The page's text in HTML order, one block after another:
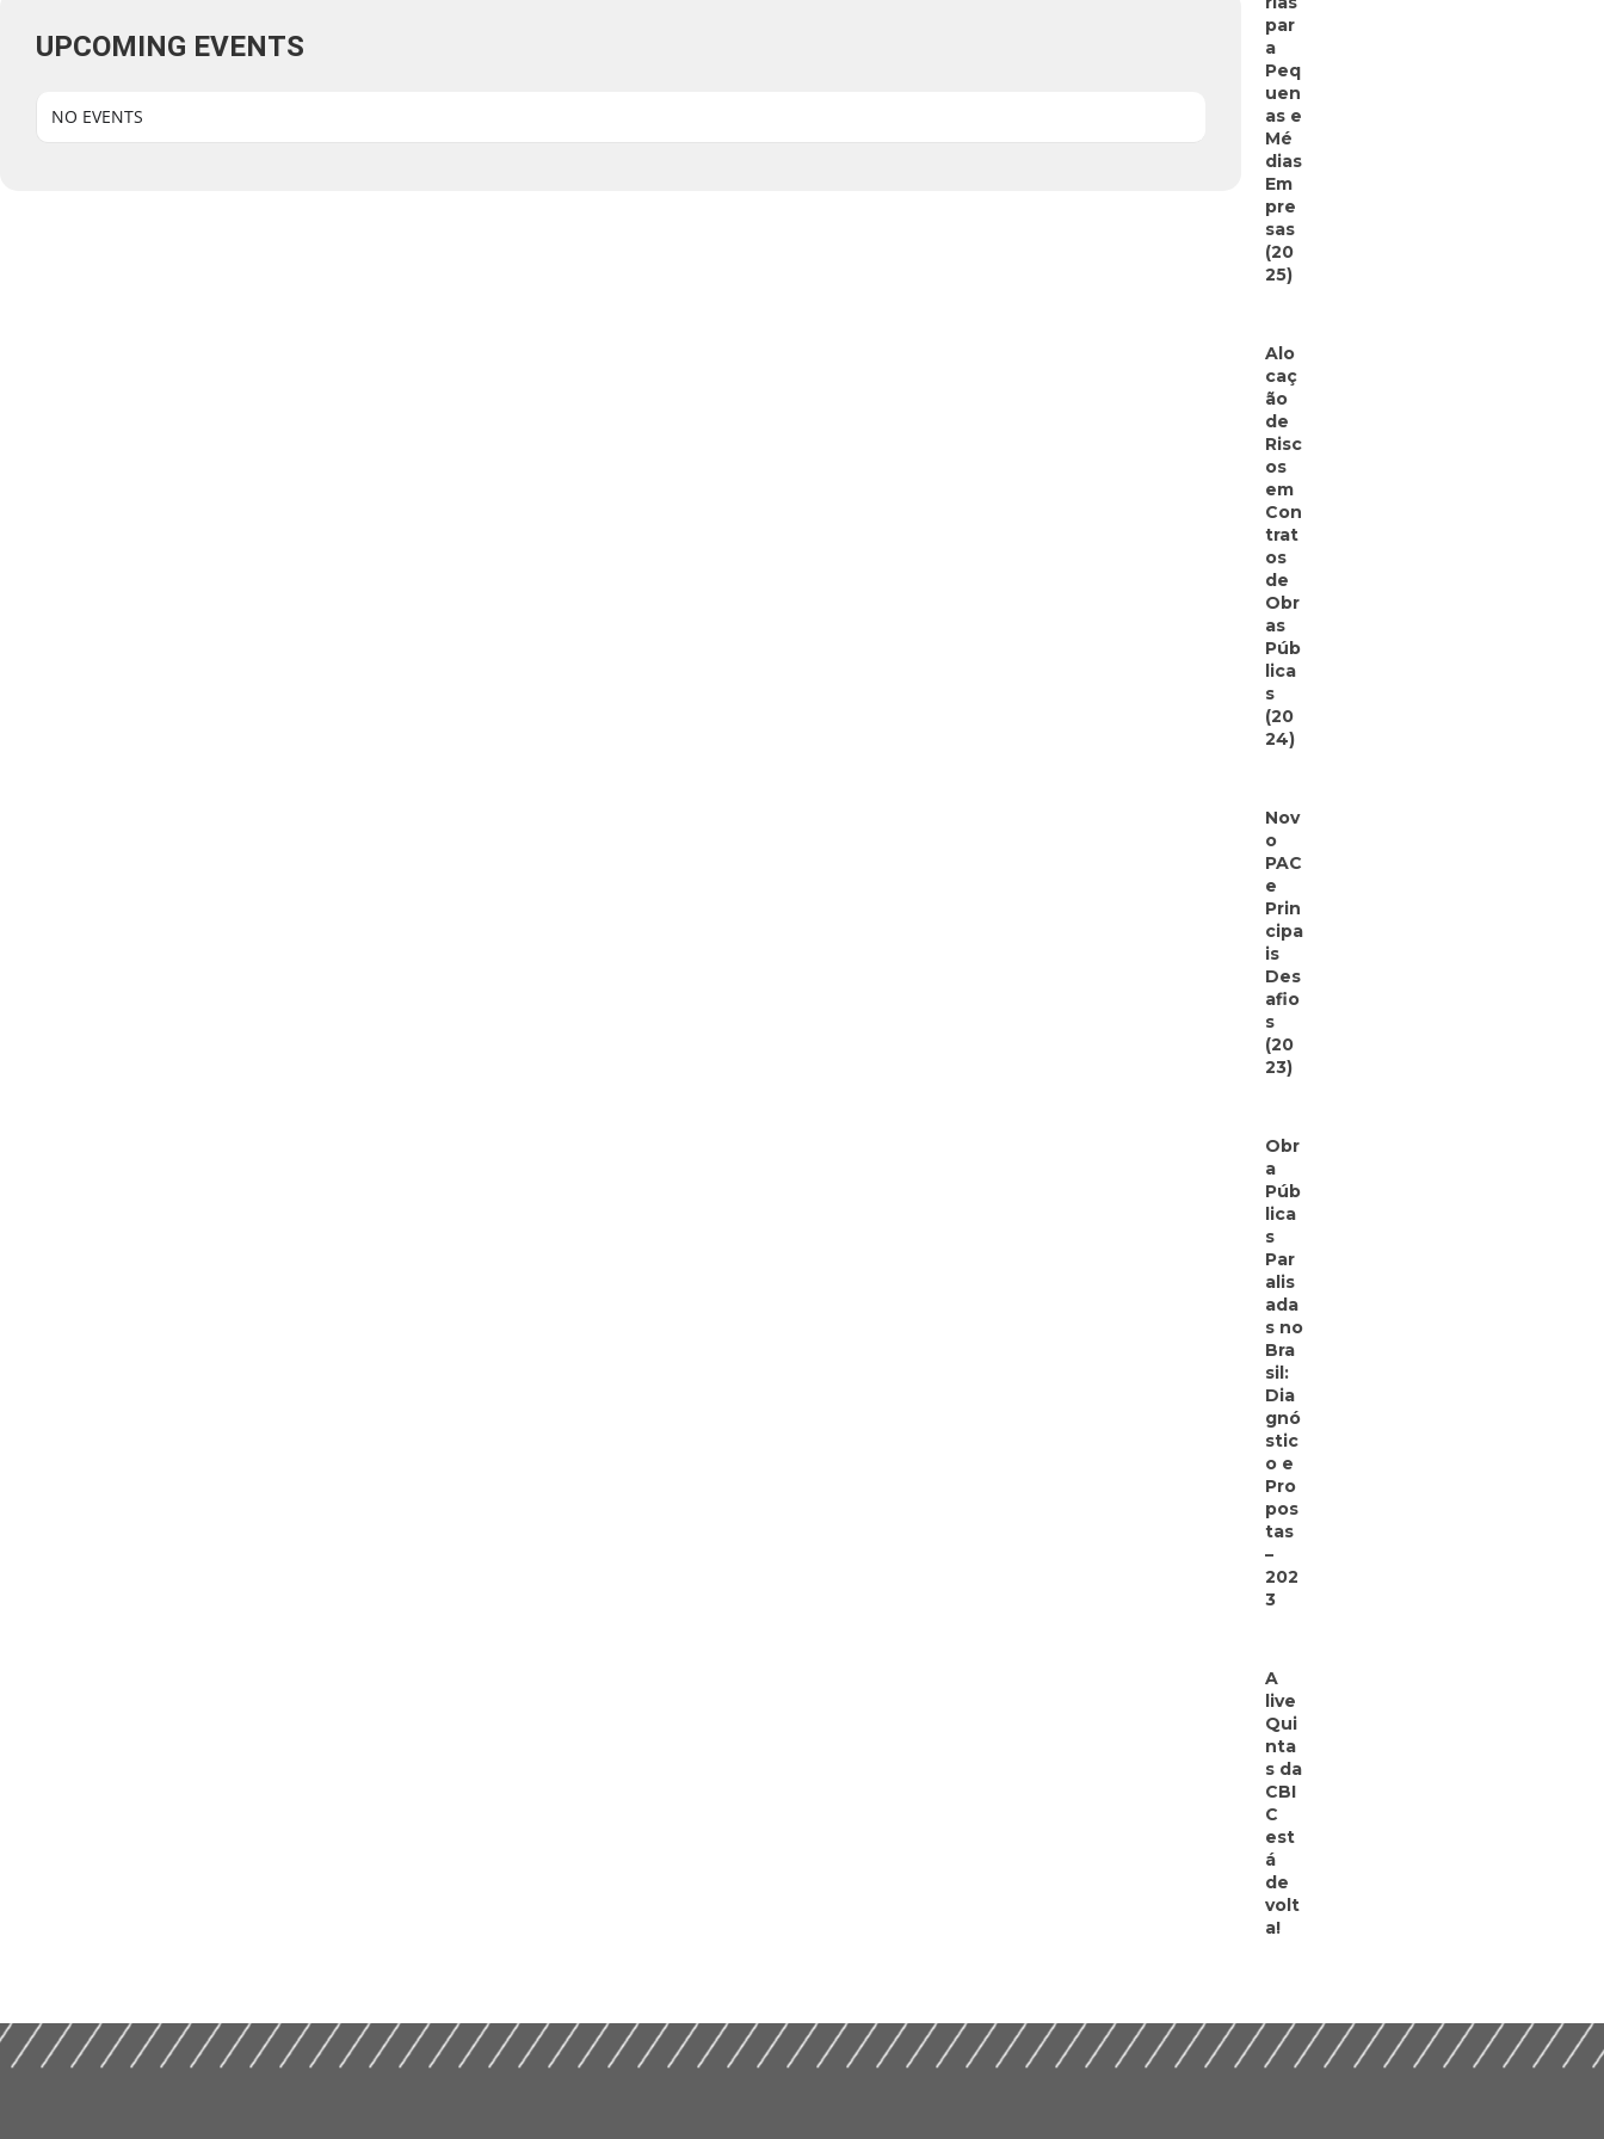
UPCOMING EVENTS
NO EVENTS
par
a
Peq
uen
as e
Mé
dias
Em
pre
sas
(20
25)
Alo
caç
ão
de
Risc
os
em
Con
trat
os
de
Obr
as
Púb
lica
s
(20
24)
Nov
o
PAC
e
Prin
cipa
is
Des
afio
s
(20
23)
Obr
a
Púb
lica
s
Par
alis
ada
s no
Bra
sil:
Dia
gnó
stic
o e
Pro
pos
tas
–
202
3
A
live
Qui
nta
s da
CBI
C
est
á
de
volt
a!